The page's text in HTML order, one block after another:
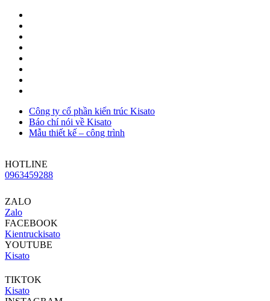
Công ty cổ phần kiến trúc Kisato
Báo chí nói về Kisato
Mẫu thiết kế – công trình
HOTLINE
0963459288
ZALO
Zalo
FACEBOOK
Kientruckisato
YOUTUBE
Kisato
TIKTOK
Kisato